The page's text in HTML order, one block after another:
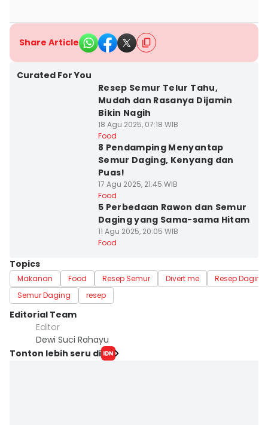
Share Article
Curated For You
Resep Semur Telur Tahu,
Mudah dan Rasanya Dijamin
Bikin Nagih
18 Agu 2025, 07:18 WIB
Food
8 Pendamping Menyantap
Semur Daging, Kenyang dan
Puas!
17 Agu 2025, 21:45 WIB
Food
5 Perbedaan Rawon dan Semur
Daging yang Sama-sama Hitam
11 Agu 2025, 20:05 WIB
Food
Topics
Makanan Food Resep Semur Divert me
Resep Daging
Semur Daging
resep
Editorial Team
Editor
Dewi Suci Rahayu
Tonton lebih seru di